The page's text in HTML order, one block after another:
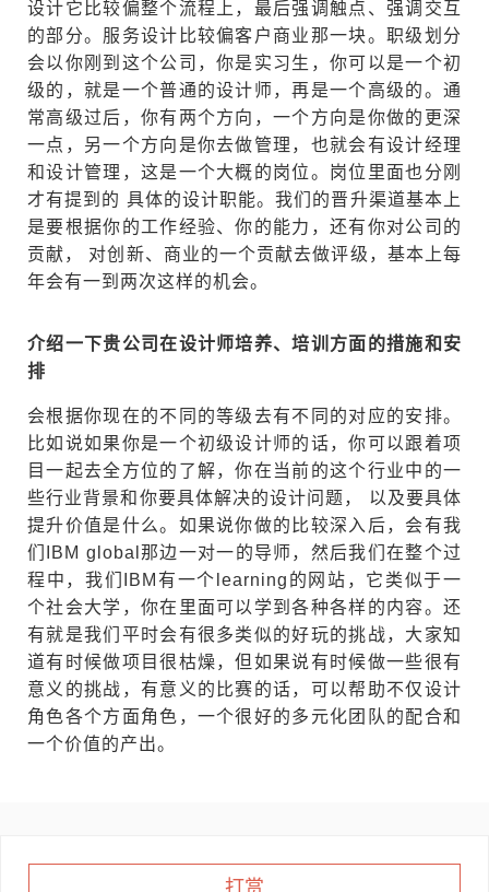
设计它比较偏整个流程上，最后强调触点、强调交互
的部分。服务设计比较偏客户商业那一块。职级划分
会以你刚到这个公司，你是实习生，你可以是一个初
级的，就是一个普通的设计师，再是一个高级的。通
常高级过后，你有两个方向，一个方向是你做的更深
一点，另一个方向是你去做管理，也就会有设计经理
和设计管理，这是一个大概的岗位。岗位里面也分刚
才有提到的 具体的设计职能。我们的晋升渠道基本上
是要根据你的工作经验、你的能力，还有你对公司的
贡献， 对创新、商业的一个贡献去做评级，基本上每
年会有一到两次这样的机会。
介绍一下贵公司在设计师培养、培训方面的措施和安
排
会根据你现在的不同的等级去有不同的对应的安排。
比如说如果你是一个初级设计师的话，你可以跟着项
目一起去全方位的了解，你在当前的这个行业中的一
些行业背景和你要具体解决的设计问题， 以及要具体
提升价值是什么。如果说你做的比较深入后，会有我
们IBM global那边一对一的导师，然后我们在整个过
程中，我们IBM有一个learning的网站，它类似于一
个社会大学，你在里面可以学到各种各样的内容。还
有就是我们平时会有很多类似的好玩的挑战，大家知
道有时候做项目很枯燥，但如果说有时候做一些很有
意义的挑战，有意义的比赛的话，可以帮助不仅设计
角色各个方面角色，一个很好的多元化团队的配合和
一个价值的产出。
打赏